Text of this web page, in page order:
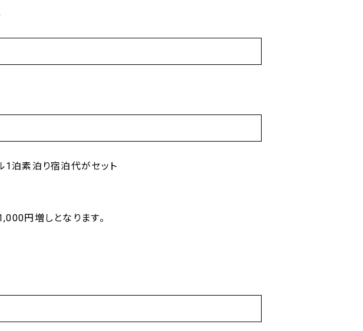
1泊素泊り宿泊代がセット
円増しとなります。